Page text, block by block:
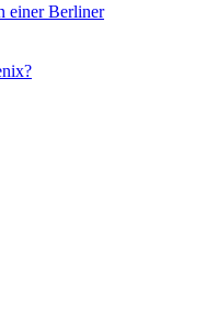
einer Berliner